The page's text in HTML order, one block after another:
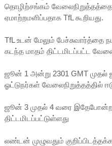
தொழிற்சங்கம் வேலைநிறுத்தத்தைத்
ஏமாற்றமளிப்பதாக TfL கூறியது.
TfL உடன் மேலும் பேச்சுவார்த்தை
கடந்த மாதம் திட்டமிடப்பட்ட
ஜூன் 1 அன்று 2301 GMT
ஓட்டுநர்கள் வேலைநிறுத்தத்தில்
ஜூன் 3 முதல் 4 வரை இதேபோன்ற
திட்டமிடப்பட்டுள்ளது
லண்டன் முழுவதும்